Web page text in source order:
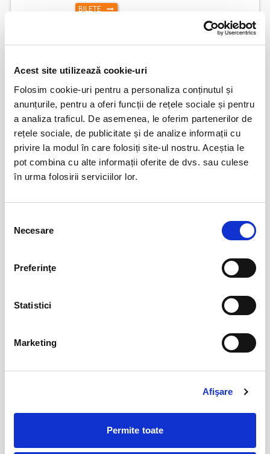
Acest site utilizează cookie-uri
Folosim cookie-uri pentru a personaliza conținutul și
anunțurile, pentru a oferi funcții de rețele sociale și pentru
a analiza traficul. De asemenea, le oferim partenerilor de
rețele sociale, de publicitate și de analize informații cu
privire la modul în care folosiți site-ul nostru. Aceștia le
pot combina cu alte informații oferite de dvs. sau culese
în urma folosirii serviciilor lor.
consimțământului
Necesare
Preferinţe
Statistici
Marketing
Afişare
Permite toate
BILETE
Oradea
BILETE
Abonamente FC Bacau 03
iul
04
iul
09
iul